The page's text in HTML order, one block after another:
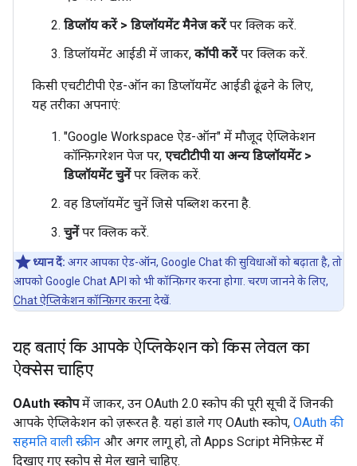
डिप्लॉय करें > डिप्लॉयमेंट मैनेज करेंपर क्लिक करें.
डिप्लॉयमेंट आईडी में जाकर, कॉपी करेंपर क्लिक करें.
किसी एचटीटीपी ऐड-ऑन का डिप्लॉयमेंट आईडी ढूंढने के लिए,
यह तरीका अपनाएं:
"Google Workspace ऐड-ऑन" में मौजूद ऐप्लिकेशन
कॉन्फ़िगरेशन पेज पर, एचटीटीपी या अन्य डिप्लॉयमेंट >
डिप्लॉयमेंट चुनेंपर क्लिक करें.
वह डिप्लॉयमेंट चुनें जिसे पब्लिश करना है.
चुनेंपर क्लिक करें.
ध्यान दें: अगर आपका ऐड-ऑन, Google Chat की सुविधाओं को बढ़ाता है, तो
आपको Google Chat API को भी कॉन्फ़िगर करना होगा. चरण जानने के लिए,
Chat ऐप्लिकेशन कॉन्फ़िगर करनादेखें.
यह बताएं कि आपके ऐप्लिकेशन को किस लेवल का
ऐक्सेस चाहिए
OAuth स्कोपमें जाकर, उन OAuth 2.0 स्कोप की पूरी सूची दें जिनकी
आपके ऐप्लिकेशन को ज़रूरत है. यहां डाले गए OAuth स्कोप, OAuth की
सहमति वाली स्क्रीन और अगर लागू हो, तो Apps Script मेनिफ़ेस्ट में
दिखाए गए स्कोप से मेल खाने चाहिए.